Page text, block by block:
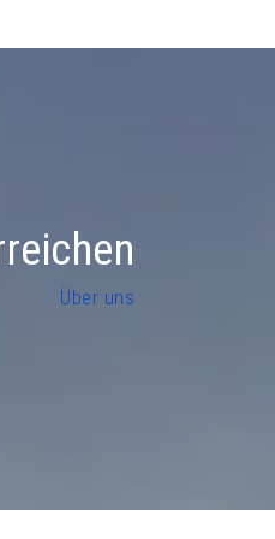
Über uns